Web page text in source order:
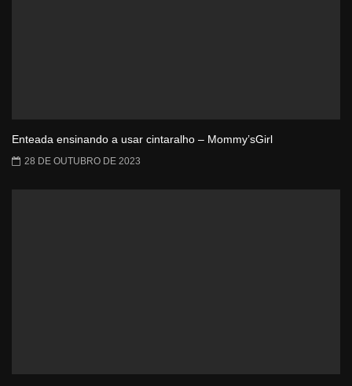
Enteada ensinando a usar cintaralho – Mommy’sGirl
28 DE OUTUBRO DE 2023